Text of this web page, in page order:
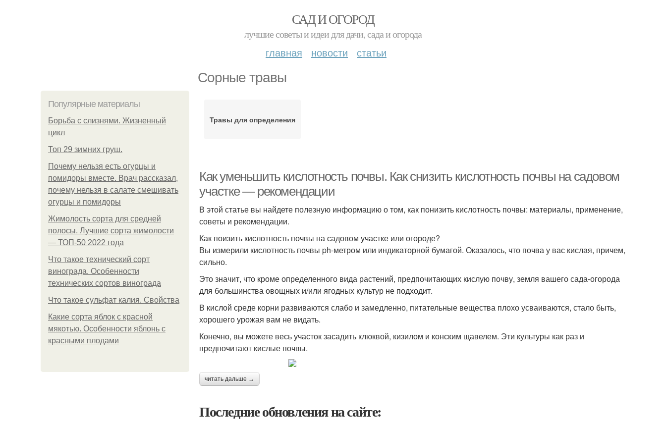
САД И ОГОРОД
лучшие советы и идеи для дачи, сада и огорода
главная новости статьи
Сорные травы
Популярные материалы
Борьба с слизнями. Жизненный
цикл
Топ 29 зимних груш.
Почему нельзя есть огурцы и
помидоры вместе. Врач рассказал,
почему нельзя в салате смешивать
огурцы и помидоры
Жимолость сорта для средней
полосы. Лучшие сорта жимолости
— ТОП-50 2022 года
Что такое технический сорт
винограда. Особенности
технических сортов винограда
Что такое сульфат калия. Свойства
Какие сорта яблок с красной
мякотью. Особенности яблонь с
красными плодами
Травы для определения
Как уменьшить кислотность почвы. Как снизить кислотность почвы на садовом
участке — рекомендации
В этой статье вы найдете полезную информацию о том, как понизить кислотность почвы: материалы, применение,
советы и рекомендации.
Как поизить кислотность почвы на садовом участке или огороде?
Вы измерили кислотность почвы ph-метром или индикаторной бумагой. Оказалось, что почва у вас кислая, причем,
сильно.
Это значит, что кроме определенного вида растений, предпочитающих кислую почву, земля вашего сада-огорода
для большинства овощных и/или ягодных культур не подходит.
В кислой среде корни развиваются слабо и замедленно, питательные вещества плохо усваиваются, стало быть,
хорошего урожая вам не видать.
Конечно, вы можете весь участок засадить клюквой, кизилом и конским щавелем. Эти культуры как раз и
предпочитают кислые почвы.
читать дальше →
Последние обновления на сайте: